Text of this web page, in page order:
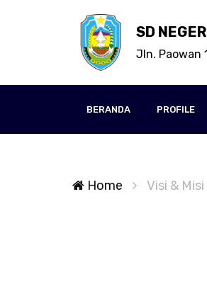
SD
Jln. Paowan
BERANDA PROFILE
Home Visi & Misi